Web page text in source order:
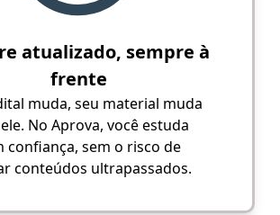
atualizado, sempre à
frente
muda, seu material muda
No Aprova, você estuda
confiança, sem o risco de
conteúdos ultrapassados.